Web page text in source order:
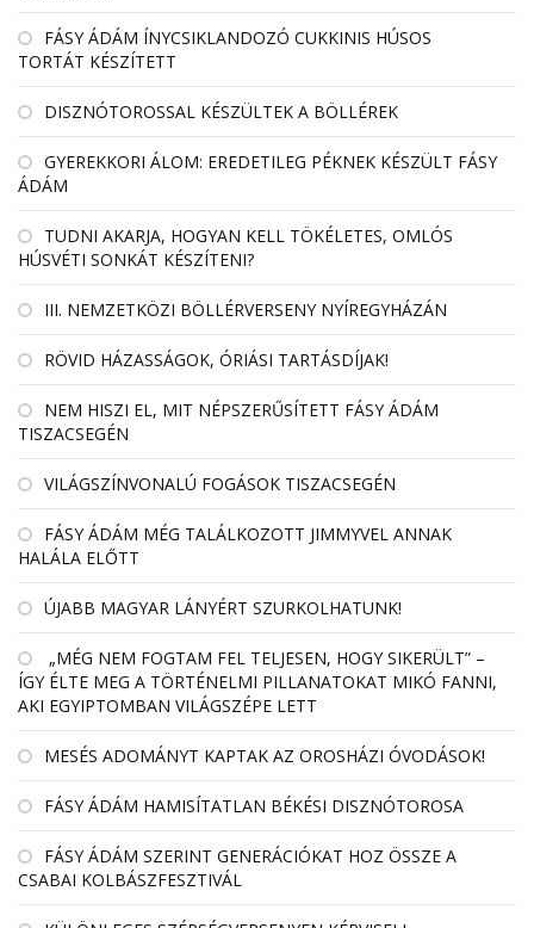
FÁSY ÁDÁM ÍNYCSIKLANDOZÓ CUKKINIS HÚSOS
TORTÁT KÉSZÍTETT
DISZNÓTOROSSAL KÉSZÜLTEK A BÖLLÉREK
GYEREKKORI ÁLOM: EREDETILEG PÉKNEK KÉSZÜLT FÁSY
ÁDÁM
TUDNI AKARJA, HOGYAN KELL TÖKÉLETES, OMLÓS
HÚSVÉTI SONKÁT KÉSZÍTENI?
III. NEMZETKÖZI BÖLLÉRVERSENY NYÍREGYHÁZÁN
RÖVID HÁZASSÁGOK, ÓRIÁSI TARTÁSDÍJAK!
NEM HISZI EL, MIT NÉPSZERŰSÍTETT FÁSY ÁDÁM
TISZACSEGÉN
VILÁGSZÍNVONALÚ FOGÁSOK TISZACSEGÉN
FÁSY ÁDÁM MÉG TALÁLKOZOTT JIMMYVEL ANNAK
HALÁLA ELŐTT
ÚJABB MAGYAR LÁNYÉRT SZURKOLHATUNK!
„MÉG NEM FOGTAM FEL TELJESEN, HOGY SIKERÜLT” –
ÍGY ÉLTE MEG A TÖRTÉNELMI PILLANATOKAT MIKÓ FANNI,
AKI EGYIPTOMBAN VILÁGSZÉPE LETT
MESÉS ADOMÁNYT KAPTAK AZ OROSHÁZI ÓVODÁSOK!
FÁSY ÁDÁM HAMISÍTATLAN BÉKÉSI DISZNÓTOROSA
FÁSY ÁDÁM SZERINT GENERÁCIÓKAT HOZ ÖSSZE A
CSABAI KOLBÁSZFESZTIVÁL